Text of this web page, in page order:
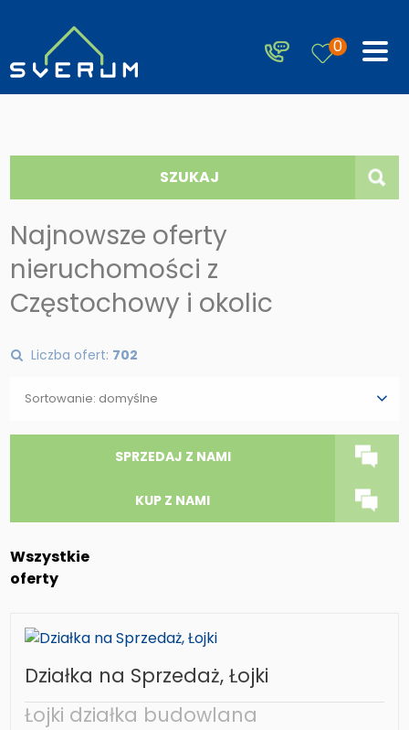
0
SZUKAJ
Najnowsze oferty
nieruchomości z
Częstochowy i okolic
Liczba ofert: 702
Sortowanie: domyślne
SPRZEDAJ Z NAMI
KUP Z NAMI
Wszystkie
oferty
Działka na Sprzedaż, Łojki
Łojki działka budowlana